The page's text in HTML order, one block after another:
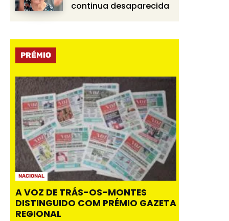
continua desaparecida
PRÉMIO
NACIONAL
A VOZ DE TRÁS-OS-MONTES
DISTINGUIDO COM PRÉMIO GAZETA
REGIONAL